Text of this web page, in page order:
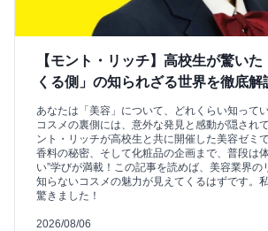
【モント・リッチ】高校生が驚い
くる側」の知られざる世界を徹底解
あなたは「美容」について、どれくらい知って
コスメの裏側には、意外な発見と感動が隠され
ント・リッチが高校生と共に開催した美容ゼミ
香料の秘密、そして化粧品の企画まで、普段は
い”学びが満載！この記事を読めば、美容業界の
知らないコスメの魅力が見えてくるはずです。
驚きました！
2026/08/06